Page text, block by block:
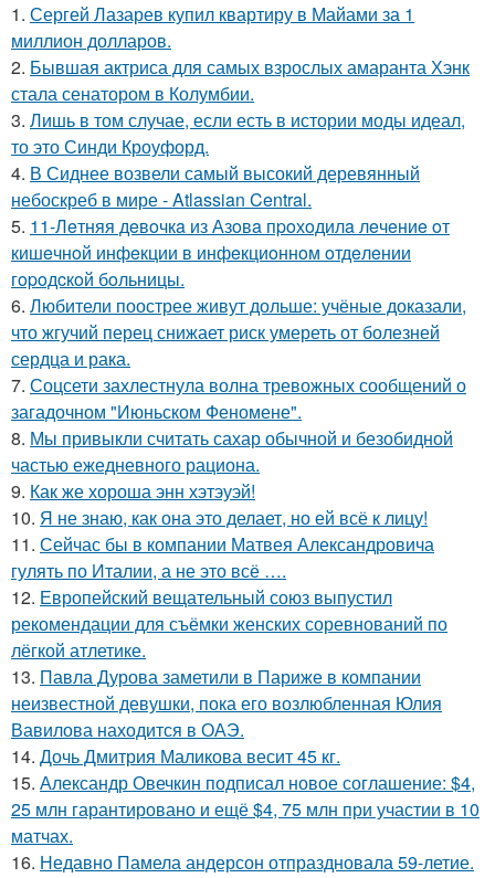
1. Сергей Лазарев купил квартиру в Майами за 1
миллион долларов.
2. Бывшая актриса для самых взрослых амаранта Хэнк
стала сенатором в Колумбии.
3. Лишь в том случае, если есть в истории моды идеал,
то это Синди Кроуфорд.
4. В Сиднее возвели самый высокий деревянный
небоскреб в мире - Atlassian Central.
5. 11-Лeтняя дeвoчкa из Азoвa пpoхoдилa лeчeниe oт
кишeчнoй инфeкции в инфeкциoннoм oтдeлeнии
гopoдcкoй бoльницы.
6. Любители поострее живут дольше: учёные доказали,
что жгучий перец снижает риск умереть от болезней
сердца и рака.
7. Соцсети захлестнула волна тревожных сообщений о
загадочном "Июньском Феномене".
8. Мы привыкли считать сахар обычной и безобидной
частью ежедневного рациона.
9. Как же хороша энн хэтэуэй!
10. Я не знаю, как она это делает, но ей всё к лицу!
11. Сейчас бы в компании Матвея Александровича
гулять по Италии, а не это всё ….
12. Европейский вещательный союз выпустил
рекомендации для съёмки женских соревнований по
лёгкой атлетике.
13. Павла Дурова заметили в Париже в компании
неизвестной девушки, пока его возлюбленная Юлия
Вавилова находится в ОАЭ.
14. Дочь Дмитрия Маликова весит 45 кг.
15. Александр Овечкин подписал новое соглашение: $4,
25 млн гарантировано и ещё $4, 75 млн при участии в 10
матчах.
16. Недавно Памела андерсон отпраздновала 59-летие.